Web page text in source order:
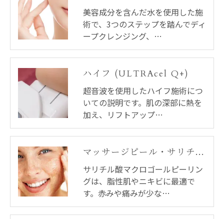
美容成分を含んだ水を使用した施
術で、3つのステップを踏んでディ
ープクレンジング、…
ハイフ (ULTRAcel Q+)
超音波を使用したハイフ施術につ
いての説明です。肌の深部に熱を
加え、リフトアップ…
マッサージピール・サリチル酸マクロゴールピーリング
サリチル酸マクロゴールピーリン
グは、脂性肌やニキビに最適で
す。赤みや痛みが少な…